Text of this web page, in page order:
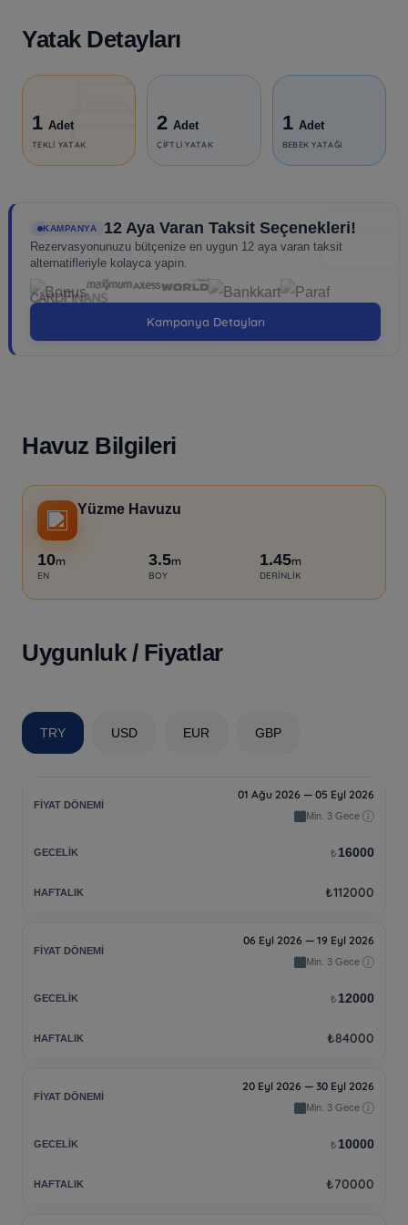
Yatak Detayları
1 Adet
TEKLI YATAK
2Adet
ÇIFTLI YATAK
1 Adet
BEBEK YATAĞI
KAMPANYA 12 Aya Varan Taksit Seçenekleri!
Rezervasyonunuzu bütçenize en uygun 12 aya varan taksit
alternatifleriyle kolayca yapın.
Kampanya Detayları
Havuz Bilgileri
Yüzme Havuzu
10m
EN
3.5m
BOY
1.45m
DERINLIK
Uygunluk / Fiyatlar
TRY USD EUR GBP
01 Ağu 2026 — 05 Eyl 2026
Min. 3 Gece
₺ 16000
₺112000
06 Eyl 2026 — 19 Eyl 2026
Min. 3 Gece
₺ 12000
₺84000
20 Eyl 2026 — 30 Eyl 2026
Min. 3 Gece
₺ 10000
₺70000